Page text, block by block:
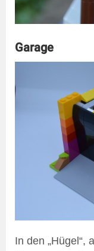
Garage
In den „Hügel“,